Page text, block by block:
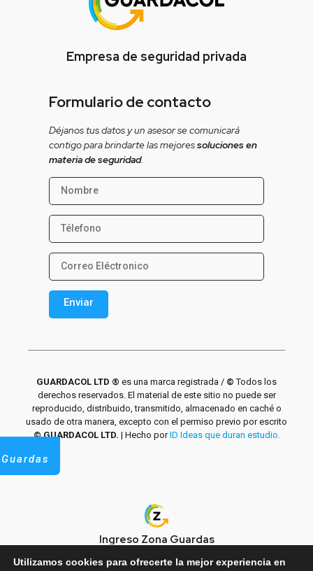
Empresa de seguridad privada
Formulario de contacto
Déjanos tus datos y un asesor se comunicará
contigo para brindarte las mejoressoluciones en
materia de seguridad.
Enviar
GUARDACOL LTD ® es una marca registrada / © Todos los
derechos reservados. El material de este sitio no puede ser
reproducido, distribuido, transmitido, almacenado en caché o
usado de otra manera, excepto con el permiso previo por escrito
© GUARDACOL LTD. | Hecho porID Ideas que duran estudio.
Ingreso Zona Guardas
Utilizamos cookies para ofrecerte la mejor experiencia en